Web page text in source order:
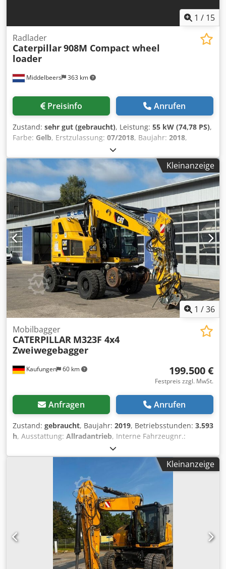
1 / 15
Middelbeers 363 km
Radlader
Caterpillar908M Compact wheel
loader
Preisinfo Anrufen
Zustand: sehr gut (gebraucht), Leistung: 55 kW (74,78 PS),
Farbe: Gelb, Erstzulassung: 07/2018, Baujahr: 2018,
, Ausstattung:
Kabine, Modelljahr: 2018 Zylinderzahl: 3 Leergewicht:
6.460 kg Anzahl der Ventile: 3 CE-Kennzeichnung: ja
Technischer Zustand: sehr gut Optischer Zustand: sehr gut
Preis: Auf Anfrage Seriennummer: CAT0908MAH8803391 =
Weitere Optionen und Zubehör = - 3. Ventil - Geschlossene
Kabine Dwjdsy A Tn Hjpfx Aiija - Zentralschmierung
Kleinanzeige
1 /36
Kaufungen 60 km
Mobilbagger
CATERPILLAR M323F 4x4
Zweiwegebagger
199.500 €
Festpreis zzgl. MwSt.
Anfragen Anrufen
Zustand: gebraucht, Baujahr: 2019, Betriebsstunden: 3.593
h, Ausstattung: Allradantrieb, Interne Fahrzeugnr.:
MK300021 Ab sofort verfügbar auf unserem Hof in
Kaufungen. Mehr INFO unter: ? Luis Lucena ? Viktoria
Sologubova DeutschCAT M323F 4x4 Zweiwegebagger |
Baujahr 2019 | 3.593 Betriebsstunden Zum Verkauf steht
ein gebrauchter CAT M323F 4x4 Zweiwegebagger aus dem
Baujahr 2019. Technische Daten: * Hersteller/Modell: CAT
M323F * Fahrzeugart: Zweiwege-Mobilbagger * Baujahr:
2019 * Betriebsstunden: 3.593 Std. * Gewicht: 24.000 kg *
Antrieb: 4x4-Allradantrieb * Schnellwechseleinrichtung *
Fahrzeugnummer: MK300021 * Zustand: Gebraucht *
Deutsches Fahrzeug Besichtigung nach vorheriger
Terminvereinbarung möglich. Weitere Informationen,
Kleinanzeige